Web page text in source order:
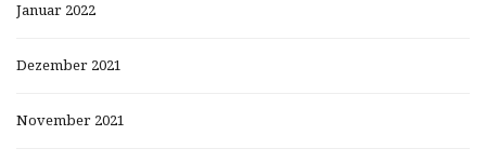
Januar 2022
Dezember 2021
November 2021